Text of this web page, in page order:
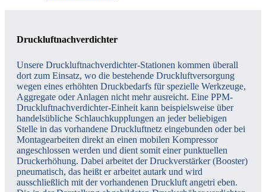
Druckluftnachverdichter
Unsere Druckluftnachverdichter-Stationen kommen überall
dort zum Einsatz, wo die bestehende Druckluftversorgung
wegen eines erhöhten Druckbedarfs für spezielle Werkzeuge,
Aggregate oder Anlagen nicht mehr ausreicht. Eine PPM-
Druckluftnachverdichter-Einheit kann beispielsweise über
handelsübliche Schlauchkupplungen an jeder beliebigen
Stelle in das vorhandene Druckluftnetz eingebunden oder bei
Montagearbeiten direkt an einen mobilen Kompressor
angeschlossen werden und dient somit einer punktuellen
Druckerhöhung. Dabei arbeitet der Druckverstärker (Booster)
pneumatisch, das heißt er arbeitet autark und wird
ausschließlich mit der vorhandenen Druckluft angetri eben.